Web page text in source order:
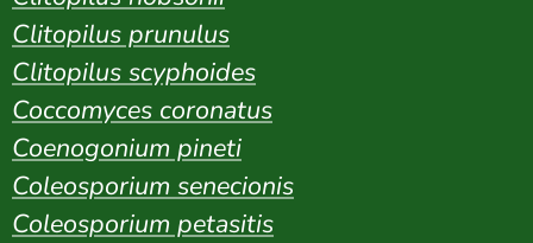
Clitopilus prunulus
Clitopilus scyphoides
Coccomyces coronatus
Coenogonium pineti
Coleosporium senecionis
Coleosporium petasitis